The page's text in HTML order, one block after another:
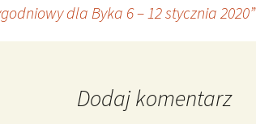
dla Byka 6 – 12 stycznia 2020”
Dodaj komentarz